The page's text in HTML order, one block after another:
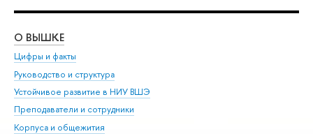
О ВЫШКЕ
Цифры и факты
Руководство и структура
Устойчивое развитие в НИУ ВШЭ
Преподаватели и сотрудники
Корпуса и общежития